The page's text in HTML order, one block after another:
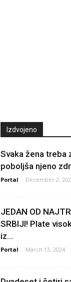
Izdvojeno
Svaka žena treba
poboljša njeno
Portal - December 2,
JEDAN OD
SRBIJI! Plate
iz...
Portal - March 13, 2024